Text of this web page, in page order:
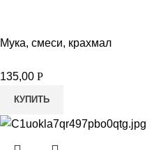
Мука, смеси, крахмал
135,00 Р
КУПИТЬ